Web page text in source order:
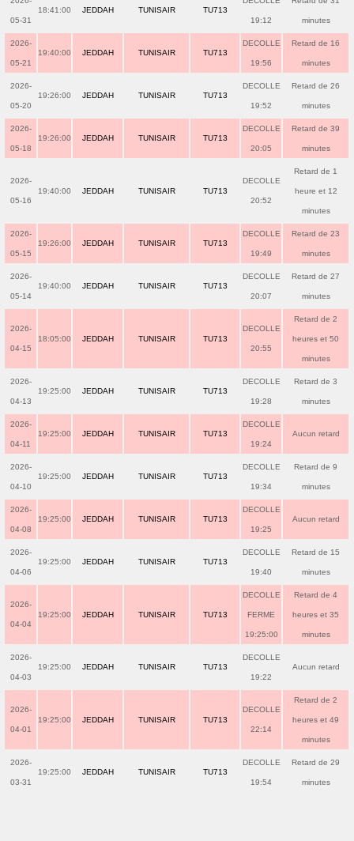
05-31
18:41:00 JEDDAH TUNISAIR TU713
19:12 minutes
2026-
05-21
19:40:00 JEDDAH TUNISAIR TU713
DECOLLE
19:56
Retard de 16
minutes
2026-
05-20
19:26:00 JEDDAH TUNISAIR TU713
DECOLLE
19:52
Retard de 26
minutes
2026-
05-18
19:26:00 JEDDAH TUNISAIR TU713
DECOLLE
20:05
Retard de 39
minutes
2026-
05-16
19:40:00 JEDDAH TUNISAIR TU713
DECOLLE
20:52
Retard de 1
heure et 12
minutes
2026-
05-15
19:26:00 JEDDAH TUNISAIR TU713
DECOLLE
19:49
Retard de 23
minutes
2026-
05-14
19:40:00 JEDDAH TUNISAIR TU713
DECOLLE
20:07
Retard de 27
minutes
2026-
04-15
18:05:00 JEDDAH TUNISAIR TU713
DECOLLE
20:55
Retard de 2
heures et 50
minutes
2026-
04-13
19:25:00 JEDDAH TUNISAIR TU713
DECOLLE
19:28
Retard de 3
minutes
2026-
04-11
19:25:00 JEDDAH TUNISAIR TU713
DECOLLE
19:24
Aucun retard
2026-
04-10
19:25:00 JEDDAH TUNISAIR TU713
DECOLLE
19:34
Retard de 9
minutes
2026-
04-08
19:25:00 JEDDAH TUNISAIR TU713
DECOLLE
19:25
Aucun retard
2026-
04-06
19:25:00 JEDDAH TUNISAIR TU713
DECOLLE
19:40
Retard de 15
minutes
2026-
04-04
19:25:00 JEDDAH TUNISAIR TU713
DECOLLE
FERME
19:25:00
Retard de 4
heures et 35
minutes
2026-
04-03
19:25:00 JEDDAH TUNISAIR TU713
DECOLLE
19:22
Aucun retard
2026-
04-01
19:25:00 JEDDAH TUNISAIR TU713
DECOLLE
22:14
Retard de 2
heures et 49
minutes
2026-
03-31
19:25:00 JEDDAH TUNISAIR TU713
DECOLLE
19:54
Retard de 29
minutes